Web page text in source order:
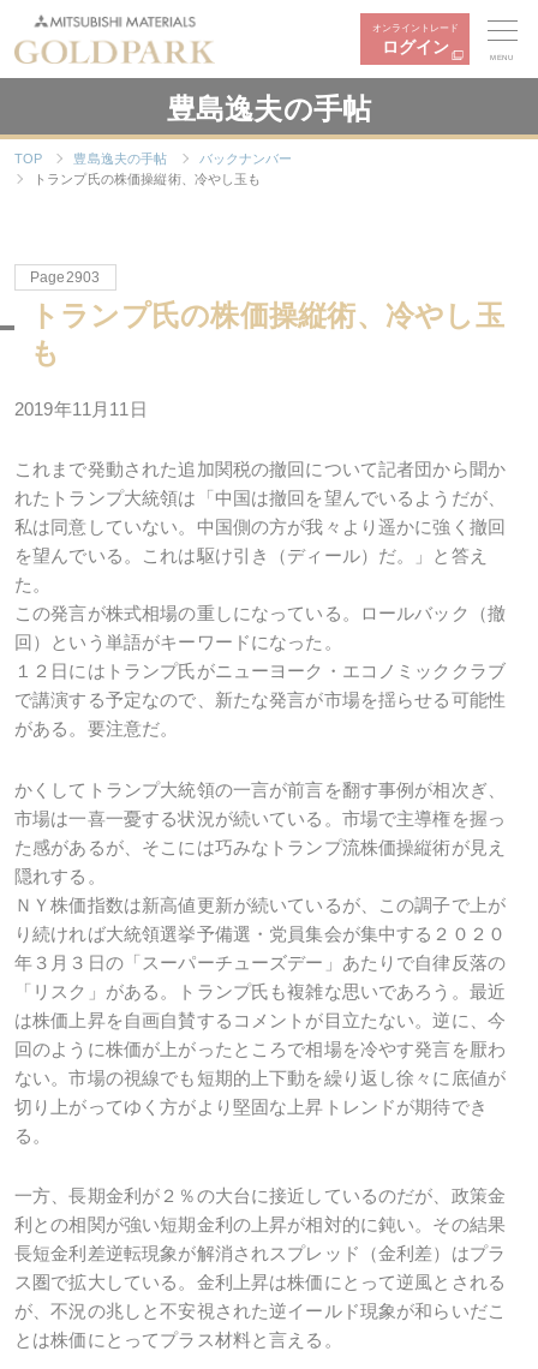
オンライントレード
ログイン
MENU
豊島逸夫の手帖
TOP 豊島逸夫の手帖
バックナンバー
トランプ氏の株価操縦術、冷やし玉も
Page2903
トランプ氏の株価操縦術、冷やし玉
も
2019年11月11日
これまで発動された追加関税の撤回について記者団から聞か
れたトランプ大統領は「中国は撤回を望んでいるようだが、
私は同意していない。中国側の方が我々より遥かに強く撤回
を望んでいる。これは駆け引き（ディール）だ。」と答え
た。
この発言が株式相場の重しになっている。ロールバック（撤
回）という単語がキーワードになった。
１２日にはトランプ氏がニューヨーク・エコノミッククラブ
で講演する予定なので、新たな発言が市場を揺らせる可能性
がある。要注意だ。
かくしてトランプ大統領の一言が前言を翻す事例が相次ぎ、
市場は一喜一憂する状況が続いている。市場で主導権を握っ
た感があるが、そこには巧みなトランプ流株価操縦術が見え
隠れする。
ＮＹ株価指数は新高値更新が続いているが、この調子で上が
り続ければ大統領選挙予備選・党員集会が集中する２０２０
年３月３日の「スーパーチューズデー」あたりで自律反落の
「リスク」がある。トランプ氏も複雑な思いであろう。最近
は株価上昇を自画自賛するコメントが目立たない。逆に、今
回のように株価が上がったところで相場を冷やす発言を厭わ
ない。市場の視線でも短期的上下動を繰り返し徐々に底値が
切り上がってゆく方がより堅固な上昇トレンドが期待でき
る。
一方、長期金利が２％の大台に接近しているのだが、政策金
利との相関が強い短期金利の上昇が相対的に鈍い。その結果
長短金利差逆転現象が解消されスプレッド（金利差）はプラ
ス圏で拡大している。金利上昇は株価にとって逆風とされる
が、不況の兆しと不安視された逆イールド現象が和らいだこ
とは株価にとってプラス材料と言える。